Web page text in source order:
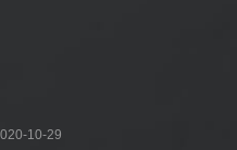
10-29